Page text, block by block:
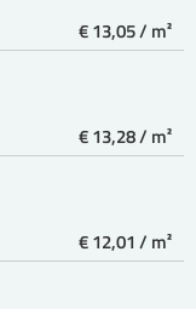
€ 13,05 / m²
€ 13,28 / m²
€ 12,01 / m²